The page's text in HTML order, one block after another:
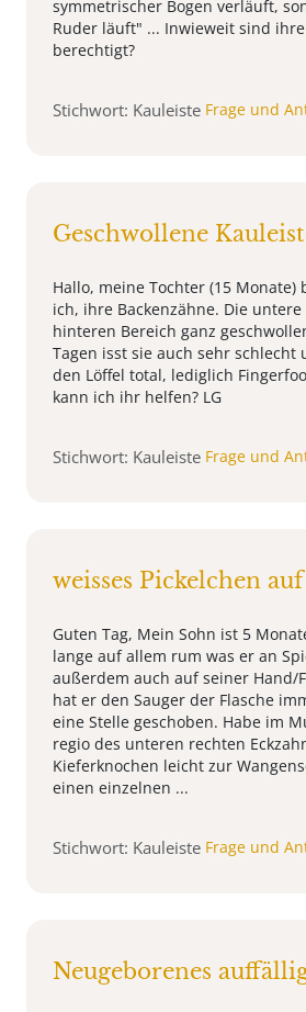
symmetrischer Bogen verläuft,
Ruder läuft" ... Inwieweit sind ihre
berechtigt?
Stichwort: Kauleiste Frage und
Geschwollene
Hallo, meine Tochter (15 Monate)
ich, ihre Backenzähne. Die
hinteren Bereich ganz
Tagen isst sie auch sehr schlecht
den Löffel total, lediglich
kann ich ihr helfen? LG
Stichwort: Kauleiste Frage und
weisses Pickelchen
Guten Tag, Mein Sohn ist 5
lange auf allem rum was er an
außerdem auch auf seiner Hand/
hat er den Sauger der Flasche
eine Stelle geschoben. Habe im
regio des unteren rechten
Kieferknochen leicht zur
einen einzelnen ...
Stichwort: Kauleiste Frage und
Neugeborenes